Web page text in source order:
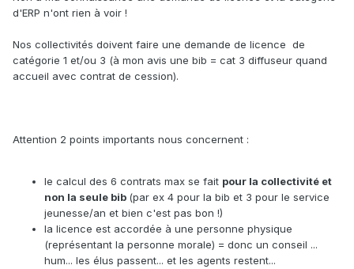
d'ERP n'ont rien à voir !
Nos collectivités doivent faire une demande de licence de
catégorie 1 et/ou 3 (à mon avis une bib = cat 3 diffuseur quand
accueil avec contrat de cession).
Attention 2 points importants nous concernent :
le calcul des 6 contrats max se fait pour la collectivité et
non la seule bib (par ex 4 pour la bib et 3 pour le service
jeunesse/an et bien c'est pas bon !)
la licence est accordée à une personne physique
(représentant la personne morale) = donc un conseil ...
hum... les élus passent... et les agents restent...